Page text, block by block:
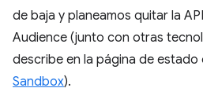
de baja y planeamos quitar la
Audience (junto con otras
describe en la página de estado
Sandbox).